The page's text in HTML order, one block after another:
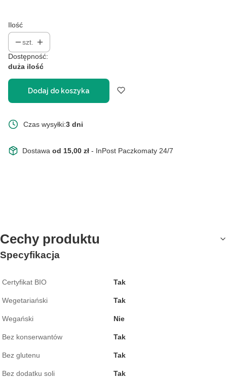
Ilość
szt.
Dostępność:
duża ilość
Dodaj do koszyka
Czas wysyłki:3 dni
Dostawa od 15,00 zł - InPost Paczkomaty 24/7
Cechy produktu
Specyfikacja
Certyfikat BIO Tak
Wegetariański Tak
Wegański Nie
Bez konserwantów Tak
Bez glutenu Tak
Bez dodatku soli Tak